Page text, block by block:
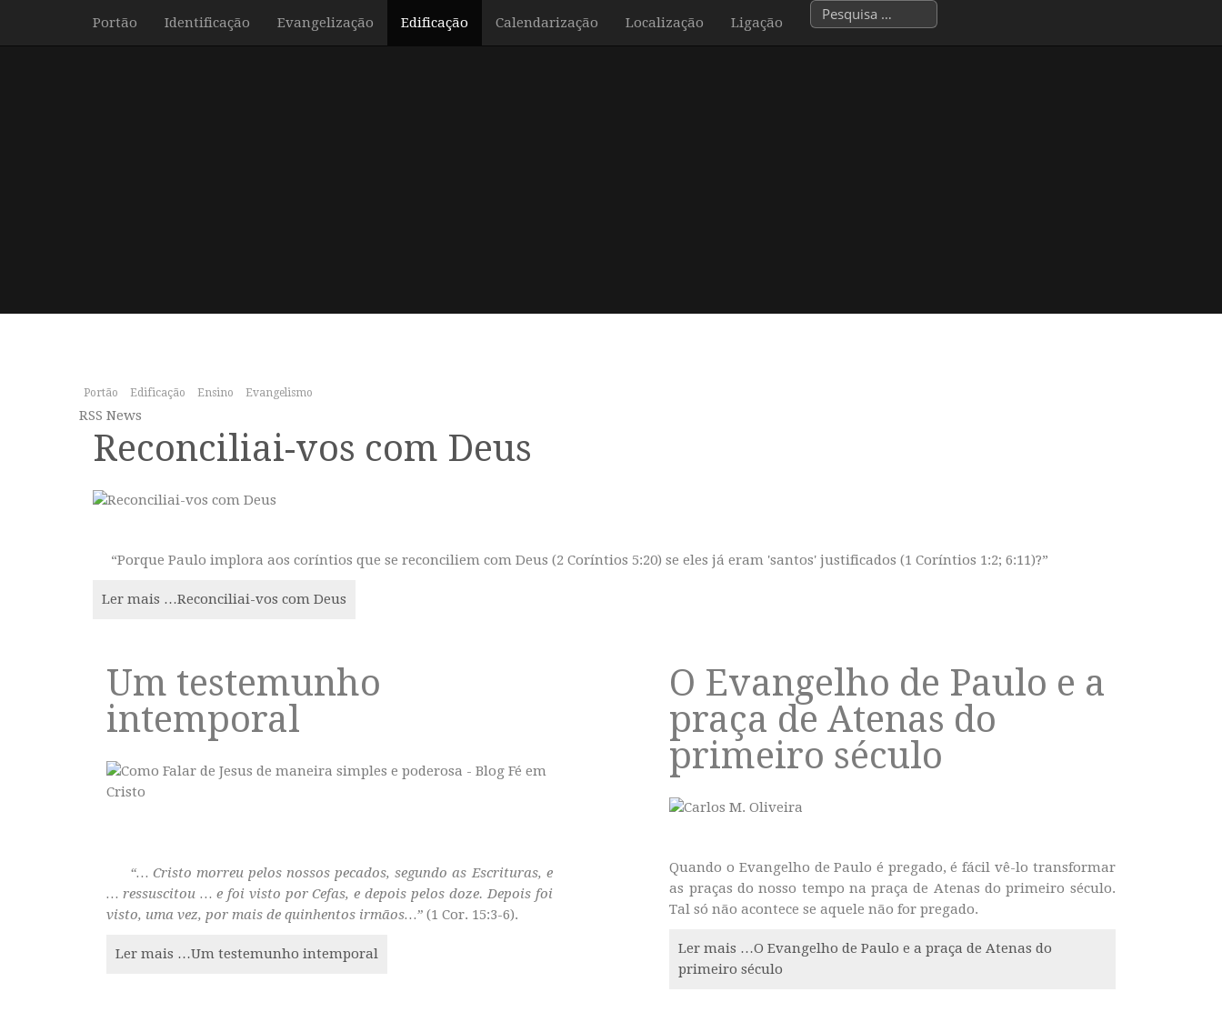
Portão Identificação Evangelização Edificação Calendarização Localização Ligação
Portão Edificação Ensino Evangelismo
RSS News
Reconciliai-vos com Deus
“Porque Paulo implora aos coríntios que se reconciliem com Deus (2 Coríntios 5:20) se eles já eram 'santos' justificados (1 Coríntios 1:2; 6:11)?”
Ler mais …Reconciliai-vos com Deus
Um testemunho
intemporal
“… Cristo morreu pelos nossos pecados, segundo as Escrituras, e
… ressuscitou … e foi visto por Cefas, e depois pelos doze. Depois foi
visto, uma vez, por mais de quinhentos irmãos…”(1 Cor. 15:3-6).
Ler mais …Um testemunho intemporal
O Evangelho de Paulo e a
praça de Atenas do
primeiro século
Quando o Evangelho de Paulo é pregado, é fácil vê-lo transformar
as praças do nosso tempo na praça de Atenas do primeiro século.
Tal só não acontece se aquele não for pregado.
Ler mais …O Evangelho de Paulo e a praça de Atenas do
primeiro século